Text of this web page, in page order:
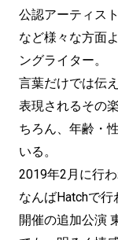
公認アーティス
など様々な方面
ングライター。
言葉だけでは伝
表現されるその
ちろん、年齢・
いる。
2019年2月に行
なんばHatchで行
開催の追加公演